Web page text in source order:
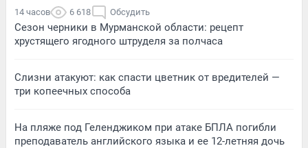
14 часов 6 618 Обсудить
Сезон черники в Мурманской области: рецепт
хрустящего ягодного штруделя за полчаса
Слизни атакуют: как спасти цветник от вредителей —
три копеечных способа
На пляже под Геленджиком при атаке БПЛА погибли
преподаватель английского языка и ее 12-летняя дочь